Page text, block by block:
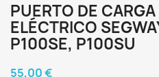
PUERTO DE
ELÉCTRICO
P100SE, P100SU
55,00 €